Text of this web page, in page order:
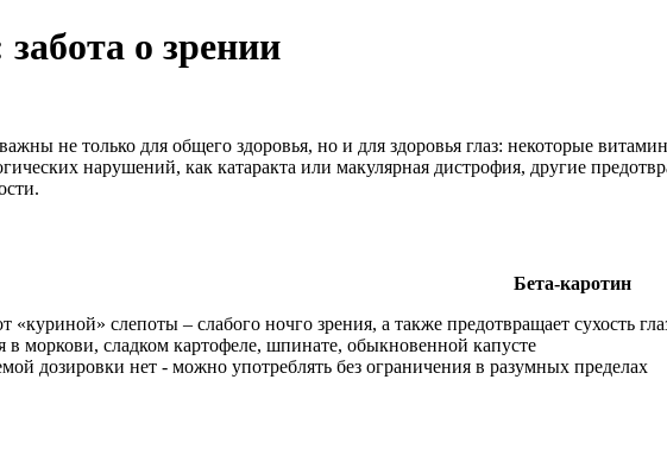
о зрении
не только для общего здоровья, но и для здоровья глаз: некоторые
нарушений, как катаракта или макулярная дистрофия, другие
Бета-каротин
«куриной» слепоты – слабого ночго зрения, а также предотвращает сухость
в моркови, сладком картофеле, шпинате, обыкновенной капусте
дозировки нет - можно употреблять без ограничения в разумных пределах